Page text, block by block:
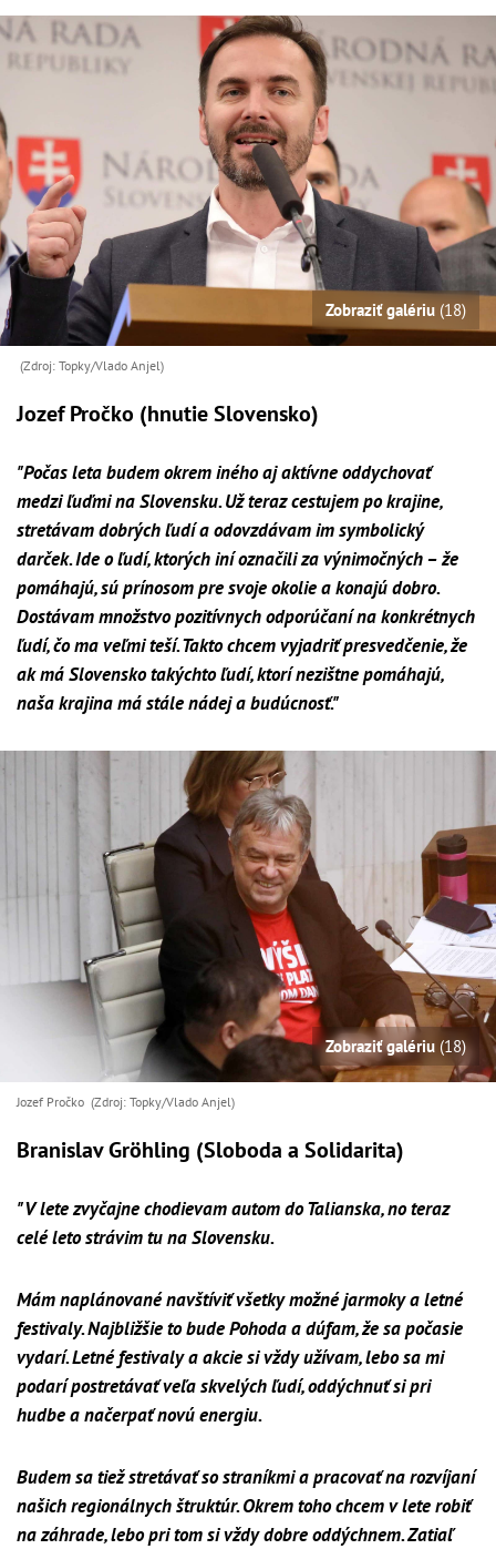
Zobraziť galériu (18)
(Zdroj: Topky/Vlado Anjel)
Jozef Pročko (hnutie Slovensko)
"Počas leta budem okrem iného aj aktívne oddychovať
medzi ľuďmi na Slovensku. Už teraz cestujem po krajine,
stretávam dobrých ľudí a odovzdávam im symbolický
darček. Ide o ľudí, ktorých iní označili za výnimočných – že
pomáhajú, sú prínosom pre svoje okolie a konajú dobro.
Dostávam množstvo pozitívnych odporúčaní na konkrétnych
ľudí, čo ma veľmi teší. Takto chcem vyjadriť presvedčenie, že
ak má Slovensko takýchto ľudí, ktorí nezištne pomáhajú,
naša krajina má stále nádej a budúcnosť."
Zobraziť galériu (18)
Jozef Pročko (Zdroj: Topky/Vlado Anjel)
Branislav Gröhling (Sloboda a Solidarita)
"V lete zvyčajne chodievam autom do Talianska, no teraz
celé leto strávim tu na Slovensku.
Mám naplánované navštíviť všetky možné jarmoky a letné
festivaly. Najbližšie to bude Pohoda a dúfam, že sa počasie
vydarí. Letné festivaly a akcie si vždy užívam, lebo sa mi
podarí postretávať veľa skvelých ľudí, oddýchnuť si pri
hudbe a načerpať novú energiu.
Budem sa tiež stretávať so straníkmi a pracovať na rozvíjaní
našich regionálnych štruktúr. Okrem toho chcem v lete robiť
na záhrade, lebo pri tom si vždy dobre oddýchnem. Zatiaľ